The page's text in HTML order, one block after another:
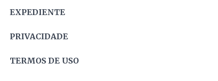
EXPEDIENTE
PRIVACIDADE
TERMOS DE USO